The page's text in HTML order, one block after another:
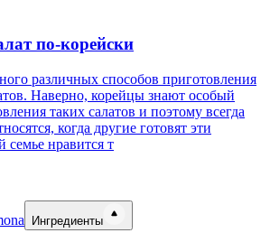
по-корейски
различных способов приготовления
Наверно, корейцы знают особый
таких салатов и поэтому всегда
когда другие готовят эти
семье нравится т
Ингредиенты